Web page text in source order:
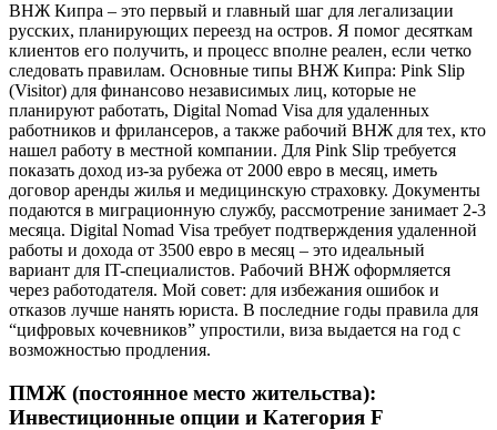
ВНЖ Кипра – это первый и главный шаг для легализации
русских, планирующих переезд на остров. Я помог десяткам
клиентов его получить, и процесс вполне реален, если четко
следовать правилам. Основные типы ВНЖ Кипра: Pink Slip
(Visitor) для финансово независимых лиц, которые не
планируют работать, Digital Nomad Visa для удаленных
работников и фрилансеров, а также рабочий ВНЖ для тех, кто
нашел работу в местной компании. Для Pink Slip требуется
показать доход из-за рубежа от 2000 евро в месяц, иметь
договор аренды жилья и медицинскую страховку. Документы
подаются в миграционную службу, рассмотрение занимает 2-3
месяца. Digital Nomad Visa требует подтверждения удаленной
работы и дохода от 3500 евро в месяц – это идеальный
вариант для IT-специалистов. Рабочий ВНЖ оформляется
через работодателя. Мой совет: для избежания ошибок и
отказов лучше нанять юриста. В последние годы правила для
“цифровых кочевников” упростили, виза выдается на год с
возможностью продления.
ПМЖ (постоянное место жительства):
Инвестиционные опции и Категория F